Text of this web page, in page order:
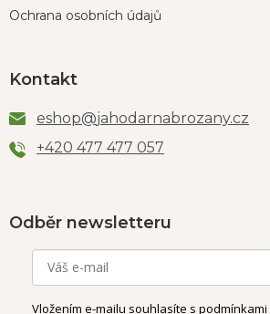
Ochrana osobních údajů
Kontakt
eshop@jahodarnabrozany.cz
+420 477 477 057
Odběr newsletteru
Vložením e-mailu souhlasíte s podmínkami